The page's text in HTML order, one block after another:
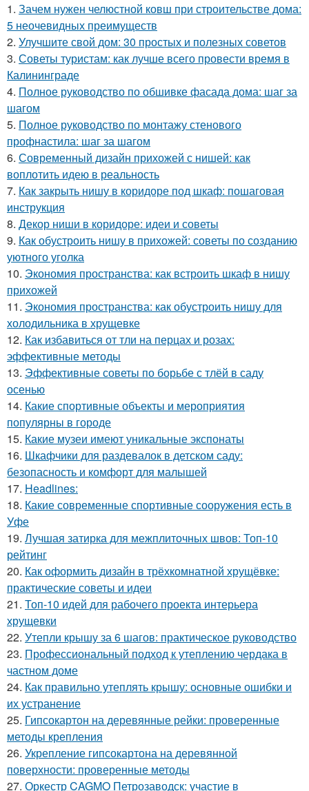
1. Зачем нужен челюстной ковш при строительстве дома:
5 неочевидных преимуществ
2. Улучшите свой дом: 30 простых и полезных советов
3. Советы туристам: как лучше всего провести время в
Калининграде
4. Полное руководство по обшивке фасада дома: шаг за
шагом
5. Полное руководство по монтажу стенового
профнастила: шаг за шагом
6. Современный дизайн прихожей с нишей: как
воплотить идею в реальность
7. Как закрыть нишу в коридоре под шкаф: пошаговая
инструкция
8. Декор ниши в коридоре: идеи и советы
9. Как обустроить нишу в прихожей: советы по созданию
уютного уголка
10. Экономия пространства: как встроить шкаф в нишу
прихожей
11. Экономия пространства: как обустроить нишу для
холодильника в хрущевке
12. Как избавиться от тли на перцах и розах:
эффективные методы
13. Эффективные советы по борьбе с тлёй в саду
осенью
14. Какие спортивные объекты и мероприятия
популярны в городе
15. Какие музеи имеют уникальные экспонаты
16. Шкафчики для раздевалок в детском саду:
безопасность и комфорт для малышей
17. Headlines:
18. Какие современные спортивные сооружения есть в
Уфе
19. Лучшая затирка для межплиточных швов: Топ-10
рейтинг
20. Как оформить дизайн в трёхкомнатной хрущёвке:
практические советы и идеи
21. Топ-10 идей для рабочего проекта интерьера
хрущевки
22. Утепли крышу за 6 шагов: практическое руководство
23. Профессиональный подход к утеплению чердака в
частном доме
24. Как правильно утеплять крышу: основные ошибки и
их устранение
25. Гипсокартон на деревянные рейки: проверенные
методы крепления
26. Укрепление гипсокартона на деревянной
поверхности: проверенные методы
27. Оркестр CAGMO Петрозаводск: участие в